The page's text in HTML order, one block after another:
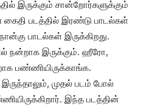
இருக்கும் சான்றோர்களுக்கும்
படத்தில் இரண்டு பாடல்கள்
பாடல்கள் இருக்கிறது.
நன்றாக இருக்கும். ஹீரோ,
பண்ணியிருக்காங்க.
முதல் படம் போல்
இந்த படத்தின்